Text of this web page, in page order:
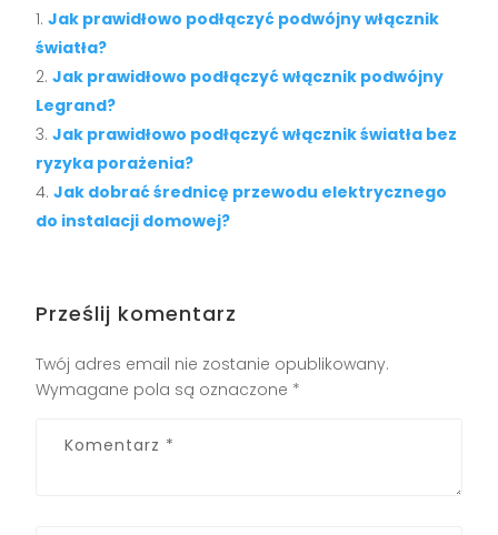
Jak prawidłowo podłączyć podwójny włącznik
światła?
Jak prawidłowo podłączyć włącznik podwójny
Legrand?
Jak prawidłowo podłączyć włącznik światła bez
ryzyka porażenia?
Jak dobrać średnicę przewodu elektrycznego
do instalacji domowej?
Prześlij komentarz
Twój adres email nie zostanie opublikowany.
Wymagane pola są oznaczone *